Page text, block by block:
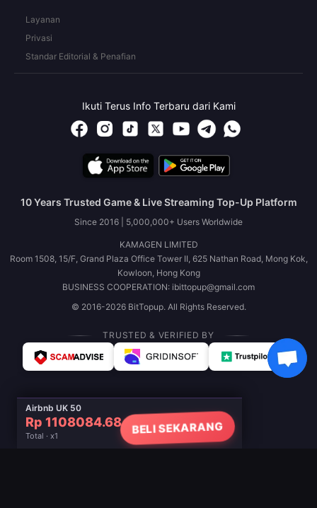
Airbnb UK 50
Rp 1108084.68
Total · x1
BELI SEKARANG
Layanan
Privasi
Standar Editorial & Penafian
Ikuti Terus Info Terbaru dari Kami
10 Years Trusted Game & Live Streaming Top-Up Platform
Since 2016 | 5,000,000+ Users Worldwide
KAMAGEN LIMITED
Room 1508, 15/F, Grand Plaza Office Tower II, 625 Nathan Road, Mong Kok,
Kowloon, Hong Kong
BUSINESS COOPERATION: ibittopup@gmail.com
© 2016-2026 BitTopup. All Rights Reserved.
TRUSTED & VERIFIED BY